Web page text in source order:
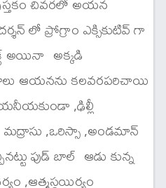
లో ప్రోగ్రాం ఎక్సికుటివ్ గా
అయినా అక్కడి
ఆయనను కలవరపరిచాయి
,ఢిల్లీ
,ఒరిస్సా ,అండమాన్
ఫుడ్ బాల్ ఆడు కున్న
,ఆత్మస్థయిర్యం